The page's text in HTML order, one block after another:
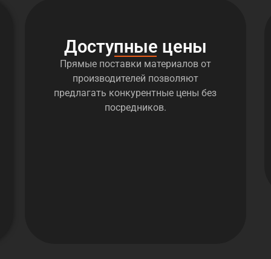
Доступные цены
Прямые поставки материалов от
производителей позволяют
предлагать конкурентные цены без
посредников.